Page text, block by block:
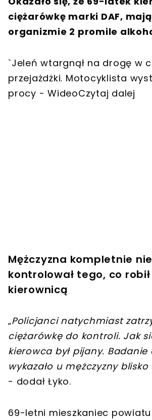
ciężarówkę marki DAF,
organizmie 2 promile
`Jeleń wtargnął na drogę w
przejażdżki. Motocyklista
procy - WideoCzytaj dalej
Mężczyzna kompletnie nie
kontrolował tego, co robił
kierownicą
„Policjanci natychmiast
ciężarówkę do kontroli. Jak
kierowca był pijany.
wykazało u mężczyzny
- dodał Łyko.
69-letni mieszkaniec